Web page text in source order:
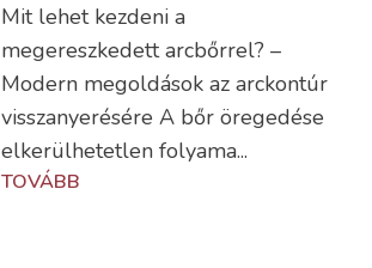
Mit lehet kezdeni a
megereszkedett arcbőrrel? –
Modern megoldások az arckontúr
visszanyerésére A bőr öregedése
elkerülhetetlen folyama...
TOVÁBB